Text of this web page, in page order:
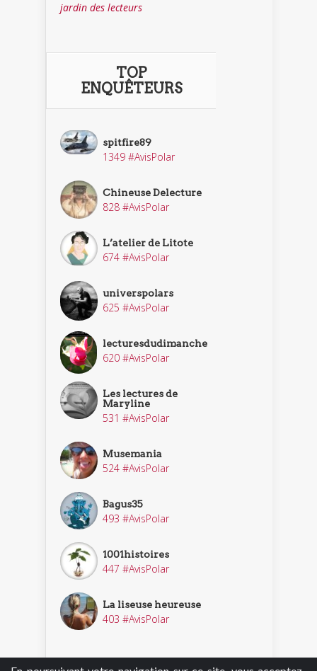
jardin des lecteurs
TOP
ENQUÊTEURS
spitfire89
1349 #AvisPolar
Chineuse Delecture
828 #AvisPolar
L’atelier de Litote
674 #AvisPolar
universpolars
625 #AvisPolar
lecturesdudimanche
620 #AvisPolar
Les lectures de
Maryline
531 #AvisPolar
Musemania
524 #AvisPolar
Bagus35
493 #AvisPolar
1001histoires
447 #AvisPolar
La liseuse heureuse
403 #AvisPolar